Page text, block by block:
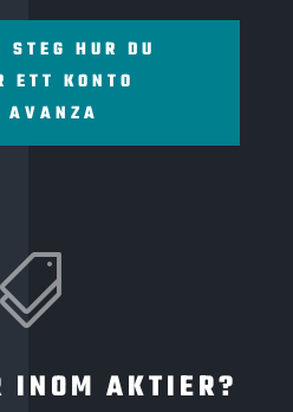
STEG HUR DU
ETT KONTO
AVANZA

INOM AKTIER?